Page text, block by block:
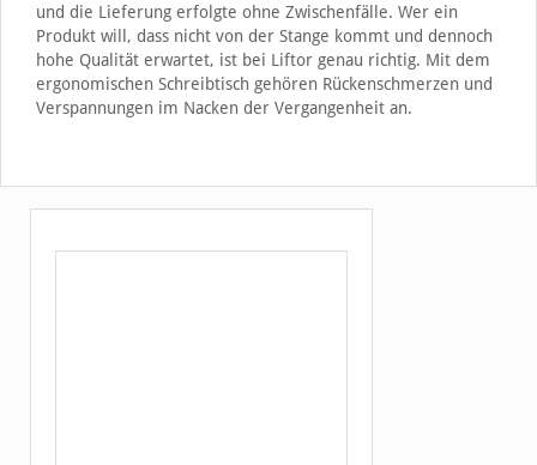
und die Lieferung erfolgte ohne Zwischenfälle. Wer ein
Produkt will, dass nicht von der Stange kommt und dennoch
hohe Qualität erwartet, ist bei Liftor genau richtig. Mit dem
ergonomischen Schreibtisch gehören Rückenschmerzen und
Verspannungen im Nacken der Vergangenheit an.